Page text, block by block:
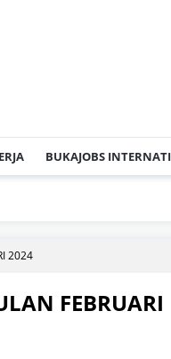
BUKAJOBS
2024
FEBRUARI